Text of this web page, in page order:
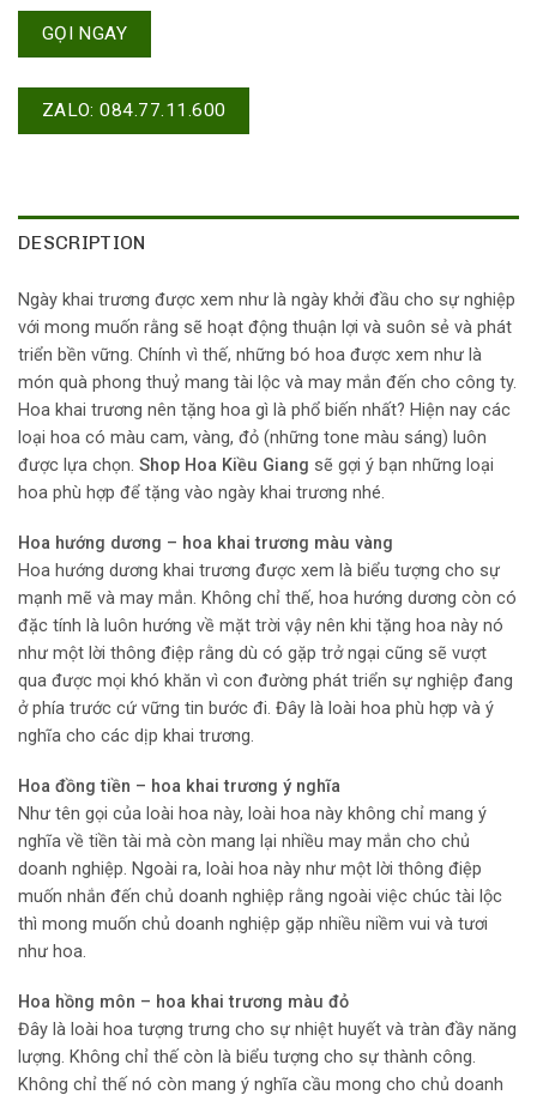
GỌI NGAY
ZALO: 084.77.11.600
DESCRIPTION
Ngày khai trương được xem như là ngày khởi đầu cho sự nghiệp
với mong muốn rằng sẽ hoạt động thuận lợi và suôn sẻ và phát
triển bền vững. Chính vì thế, những bó hoa được xem như là
món quà phong thuỷ mang tài lộc và may mắn đến cho công ty.
Hoa khai trương nên tặng hoa gì là phổ biến nhất? Hiện nay các
loại hoa có màu cam, vàng, đỏ (những tone màu sáng) luôn
được lựa chọn. Shop Hoa Kiều Giang sẽ gợi ý bạn những loại
hoa phù hợp để tặng vào ngày khai trương nhé.
Hoa hướng dương – hoa khai trương màu vàng
Hoa hướng dương khai trương được xem là biểu tượng cho sự
mạnh mẽ và may mắn. Không chỉ thế, hoa hướng dương còn có
đặc tính là luôn hướng về mặt trời vậy nên khi tặng hoa này nó
như một lời thông điệp rằng dù có gặp trở ngại cũng sẽ vượt
qua được mọi khó khăn vì con đường phát triển sự nghiệp đang
ở phía trước cứ vững tin bước đi. Đây là loài hoa phù hợp và ý
nghĩa cho các dịp khai trương.
Hoa đồng tiền – hoa khai trương ý nghĩa
Như tên gọi của loài hoa này, loài hoa này không chỉ mang ý
nghĩa về tiền tài mà còn mang lại nhiều may mắn cho chủ
doanh nghiệp. Ngoài ra, loài hoa này như một lời thông điệp
muốn nhắn đến chủ doanh nghiệp rằng ngoài việc chúc tài lộc
thì mong muốn chủ doanh nghiệp gặp nhiều niềm vui và tươi
như hoa.
Hoa hồng môn – hoa khai trương màu đỏ
Đây là loài hoa tượng trưng cho sự nhiệt huyết và tràn đầy năng
lượng. Không chỉ thế còn là biểu tượng cho sự thành công.
Không chỉ thế nó còn mang ý nghĩa cầu mong cho chủ doanh